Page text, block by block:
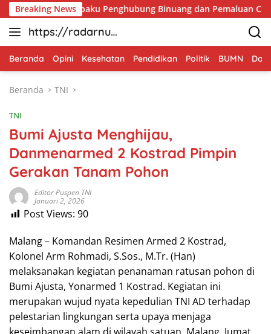
Langsung
ke
konten
Breaking News
Koramil Sepaku Penghubung Binuang dan Pemaluan Clear
https://radarnus
antara.net
Beranda Opini Kesehatan Pendidikan Politik BUMN
Beranda TNI
TNI
Bumi Ajusta Menghijau,
Danmenarmed 2 Kostrad Pimpin
Gerakan Tanam Pohon
Editor Puspen TNI
Januari 2, 2026
Post Views: 90
Malang – Komandan Resimen Armed 2 Kostrad,
Kolonel Arm Rohmadi, S.Sos., M.Tr. (Han)
melaksanakan kegiatan penanaman ratusan pohon di
Bumi Ajusta, Yonarmed 1 Kostrad. Kegiatan ini
merupakan wujud nyata kepedulian TNI AD terhadap
pelestarian lingkungan serta upaya menjaga